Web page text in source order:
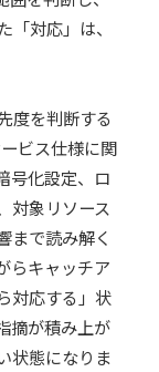
対応」は、
度を判断する
ビス仕様に関
号化設定、ロ
対象リソース
まで読み解く
らキャッチア
対応する」状
摘が積み上が
状態になりま